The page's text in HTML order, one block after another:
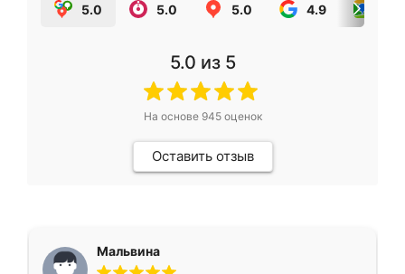
5.0 5.0 5.0 4.9
5.0 из 5
На основе 945оценок
Оставить отзыв
Мальвина